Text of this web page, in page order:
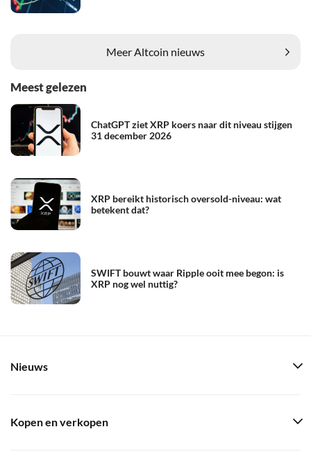
Meer Altcoin nieuws
Meest gelezen
ChatGPT ziet XRP koers naar dit niveau stijgen
31 december 2026
XRP bereikt historisch oversold-niveau: wat
betekent dat?
SWIFT bouwt waar Ripple ooit mee begon: is
XRP nog wel nuttig?
Nieuws
Kopen en verkopen